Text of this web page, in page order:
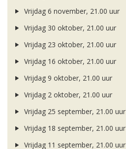
Vrijdag 6 november, 21.00 uur
Vrijdag 30 oktober, 21.00 uur
Vrijdag 23 oktober, 21.00 uur
Vrijdag 16 oktober, 21.00 uur
Vrijdag 9 oktober, 21.00 uur
Vrijdag 2 oktober, 21.00 uur
Vrijdag 25 september, 21.00 uur
Vrijdag 18 september, 21.00 uur
Vrijdag 11 september, 21.00 uur